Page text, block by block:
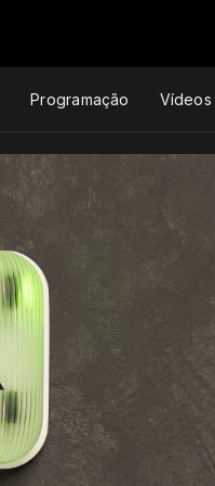
Programação Vídeos